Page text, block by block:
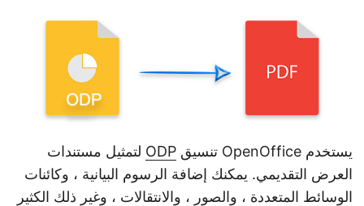
يستخدم OpenOffice تنسيق ODPلتمثيل مستندات
العرض التقديمي. يمكنك إضافة الرسوم البيانية ، وكائنات
الوسائط المتعددة ، والصور ، والانتقالات ، وغير ذلك الكثير